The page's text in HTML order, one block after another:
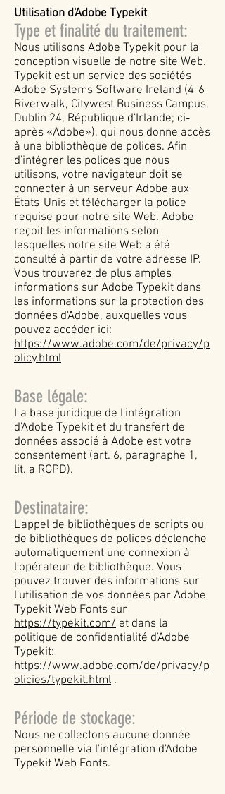
Utilisation d'Adobe Typekit
Type et finalité du traitement:
Nous utilisons Adobe Typekit pour la
conception visuelle de notre site Web.
Typekit est un service des sociétés
Adobe Systems Software Ireland (4-6
Riverwalk, Citywest Business Campus,
Dublin 24, République d'Irlande; ci-
après «Adobe»), qui nous donne accès
à une bibliothèque de polices. Afin
d'intégrer les polices que nous
utilisons, votre navigateur doit se
connecter à un serveur Adobe aux
États-Unis et télécharger la police
requise pour notre site Web. Adobe
reçoit les informations selon
lesquelles notre site Web a été
consulté à partir de votre adresse IP.
Vous trouverez de plus amples
informations sur Adobe Typekit dans
les informations sur la protection des
données d'Adobe, auxquelles vous
pouvez accéder ici:
https://www.adobe.com/de/privacy/p
olicy.html
Base légale:
La base juridique de l'intégration
d'Adobe Typekit et du transfert de
données associé à Adobe est votre
consentement (art. 6, paragraphe 1,
lit. a RGPD).
Destinataire:
L'appel de bibliothèques de scripts ou
de bibliothèques de polices déclenche
automatiquement une connexion à
l'opérateur de bibliothèque. Vous
pouvez trouver des informations sur
l'utilisation de vos données par Adobe
Typekit Web Fonts sur
https://typekit.com/ et dans la
politique de confidentialité d'Adobe
Typekit:
https://www.adobe.com/de/privacy/p
olicies/typekit.html .
Période de stockage:
Nous ne collectons aucune donnée
personnelle via l'intégration d'Adobe
Typekit Web Fonts.